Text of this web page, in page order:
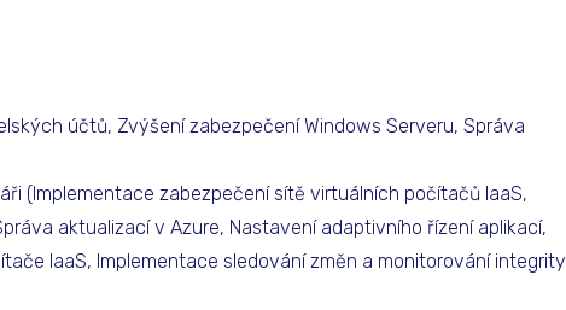
účtů, Zvýšení zabezpečení Windows Serveru, Správa
(Implementace zabezpečení sítě virtuálních počítačů IaaS,
aktualizací v Azure, Nastavení adaptivního řízení aplikací,
IaaS, Implementace sledování změn a monitorování integrity